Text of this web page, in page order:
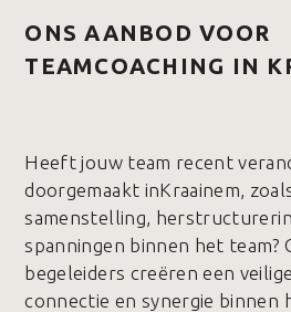
ONS AANBOD VOOR
TEAMCOACHING IN
Heeft jouw team recent
doorgemaakt inKraainem,
samenstelling,
spanningen binnen het team?
begeleiders creëren een
connectie en synergie binnen